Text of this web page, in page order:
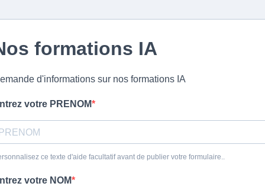
formations IA
d'informations sur nos formations IA
votre PRENOM
ce texte d'aide facultatif avant de publier votre formulaire..
votre NOM